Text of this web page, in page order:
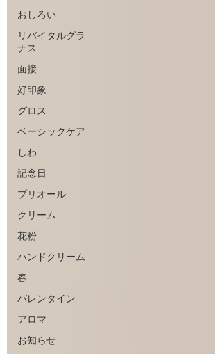
おしろい
リバイタルグラ
ナス
面接
好印象
グロス
ベーシックケア
しわ
記念日
プリオール
クリーム
花粉
ハンドクリーム
春
バレンタイン
アロマ
お知らせ